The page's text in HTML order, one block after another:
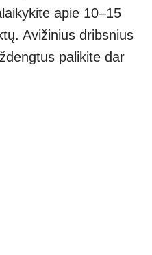
apie 10–15
Avižinius dribsnius
palikite dar